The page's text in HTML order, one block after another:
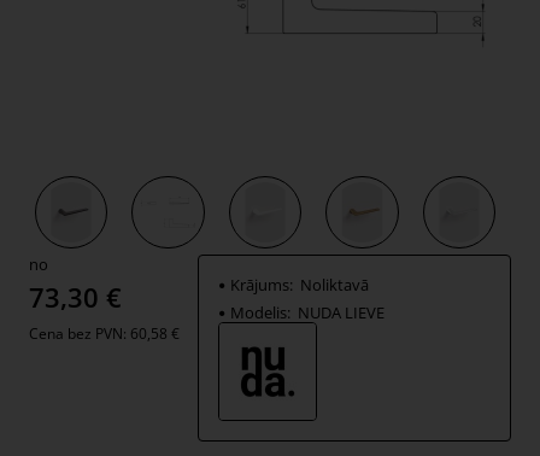
no
73,30 €
Cena bez PVN: 60,58 €
Krājums: Noliktavā
Modelis: NUDA LIEVE